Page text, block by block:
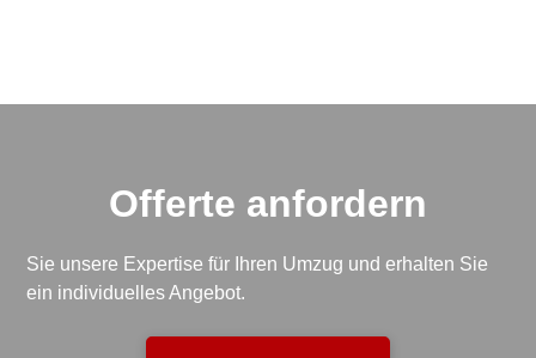
Offerte anfordern
Sie unsere Expertise für Ihren Umzug und erhalten Sie
ein individuelles Angebot.